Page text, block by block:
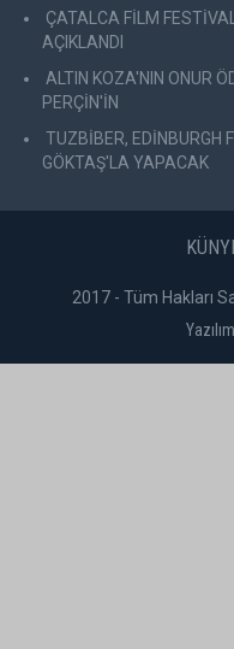
ÇATALCA FİLM
AÇIKLANDI
ALTIN KOZA'NIN ONUR
PERÇİN'İN
TUZBİBER, EDİNBURGH
GÖKTAŞ'LA YAPACAK
2017 - Tüm Hakları